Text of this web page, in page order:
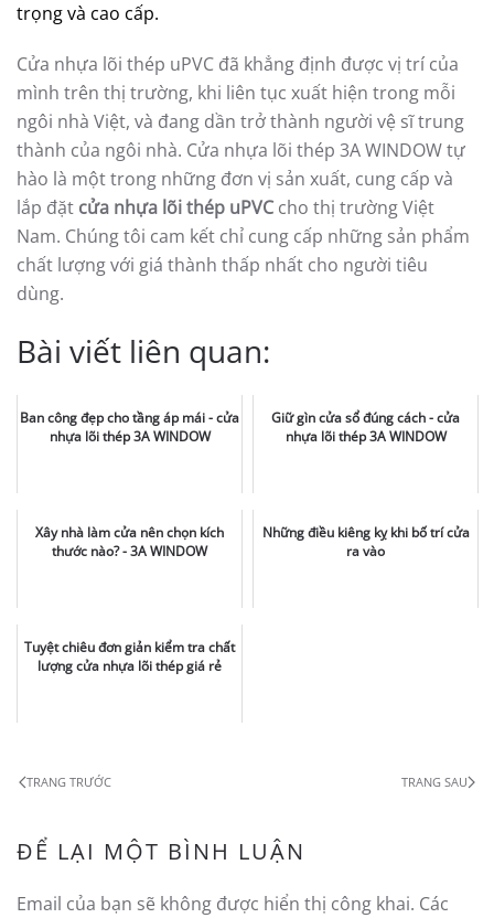
trọng và cao cấp.
Cửa nhựa lõi thép uPVC đã khẳng định được vị trí của
mình trên thị trường, khi liên tục xuất hiện trong mỗi
ngôi nhà Việt, và đang dần trở thành người vệ sĩ trung
thành của ngôi nhà. Cửa nhựa lõi thép 3A WINDOW tự
hào là một trong những đơn vị sản xuất, cung cấp và
lắp đặt cửa nhựa lõi thép uPVCcho thị trường Việt
Nam. Chúng tôi cam kết chỉ cung cấp những sản phẩm
chất lượng với giá thành thấp nhất cho người tiêu
dùng.
Bài viết liên quan:
Ban công đẹp cho tầng áp mái - cửa
nhựa lõi thép 3A WINDOW
Giữ gìn cửa sổ đúng cách - cửa
nhựa lõi thép 3A WINDOW
Xây nhà làm cửa nên chọn kích
thước nào? - 3A WINDOW
Những điều kiêng kỵ khi bố trí cửa
ra vào
Tuyệt chiêu đơn giản kiểm tra chất
lượng cửa nhựa lõi thép giá rẻ
TRANG TRƯỚC TRANG SAU
ĐỂ LẠI MỘT BÌNH LUẬN
Email của bạn sẽ không được hiển thị công khai. Các